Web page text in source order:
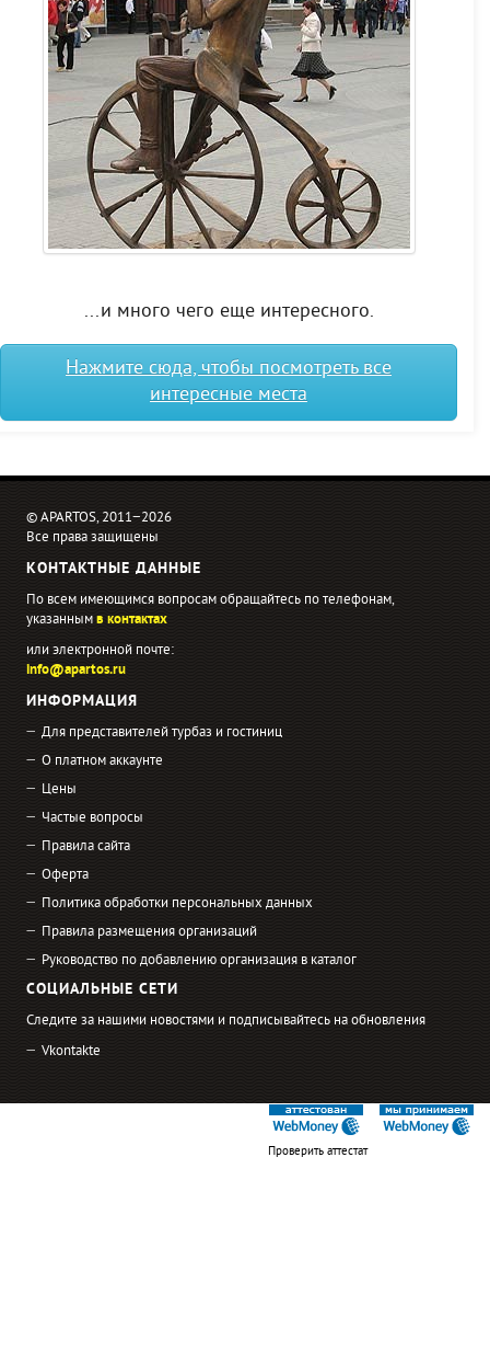
...и много чего еще интересного.
Нажмите сюда, чтобы посмотреть все
интересные места
© APARTOS, 2011−2026
Все права защищены
КОНТАКТНЫЕ ДАННЫЕ
По всем имеющимся вопросам обращайтесь по телефонам,
указаннымв контактах
или электронной почте:
info@apartos.ru
ИНФОРМАЦИЯ
Для представителей турбаз и гостиниц
О платном аккаунте
Цены
Частые вопросы
Правила сайта
Оферта
Политика обработки персональных данных
Правила размещения организаций
Руководство по добавлению организация в каталог
СОЦИАЛЬНЫЕ СЕТИ
Следите за нашими новостями и подписывайтесь на обновления
Vkontakte
Проверить аттестат